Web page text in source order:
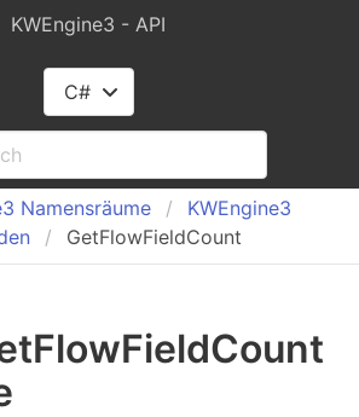
KWEngine3 - API
C#
3 Namensräume KWEngine3
GetFlowFieldCount
FlowFieldCount